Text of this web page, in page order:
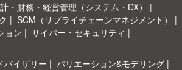
・財務・経営管理（システム・DX）
SCM（サプライチェーンマネジメント）
ョン
サイバー・セキュリティ
バイザリー
バリエーション&モデリング